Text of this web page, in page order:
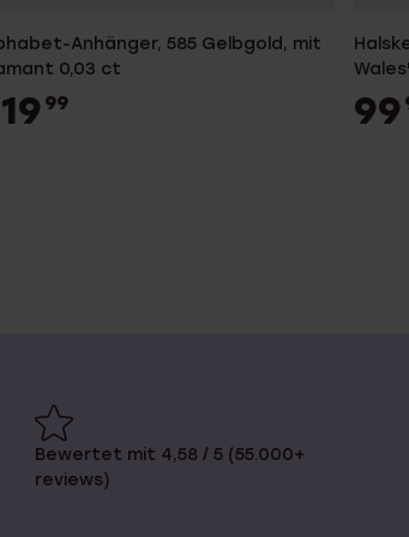
Anhänger, 585 Gelbgold, mit
0,03 ct
99 99
Bewertet mit 4,58 / 5 (55.000+
reviews)